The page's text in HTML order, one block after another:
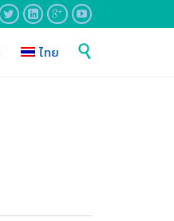
   
Skip
to
ไทย 